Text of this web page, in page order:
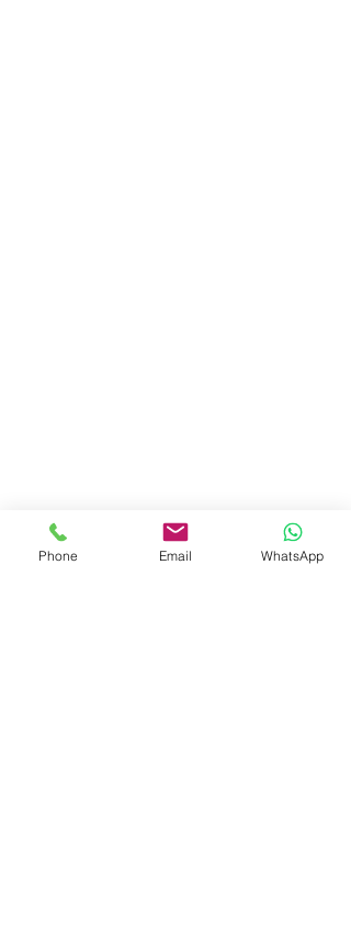
Phone Email WhatsApp